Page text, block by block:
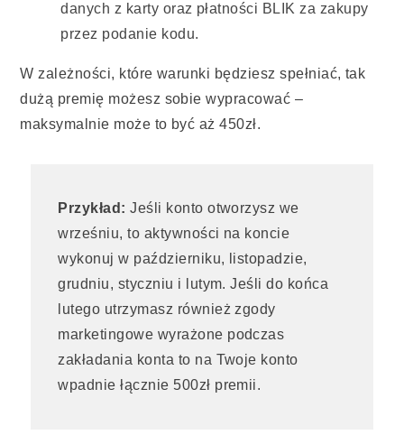
danych z karty oraz płatności BLIK za zakupy
przez podanie kodu.
W zależności, które warunki będziesz spełniać, tak
dużą premię możesz sobie wypracować –
maksymalnie może to być aż 450zł.
Przykład: Jeśli konto otworzysz we
wrześniu, to aktywności na koncie
wykonuj w październiku, listopadzie,
grudniu, styczniu i lutym. Jeśli do końca
lutego utrzymasz również zgody
marketingowe wyrażone podczas
zakładania konta to na Twoje konto
wpadnie łącznie 500zł premii.